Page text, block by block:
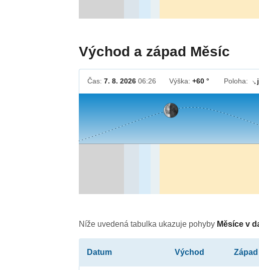
Východ a západ Měsíc
Čas:7. 8. 2026 06:26 Výška:+60 ° Poloha: ↓
Níže uvedená tabulka ukazuje pohyby Měsíce v
Datum Východ Západ